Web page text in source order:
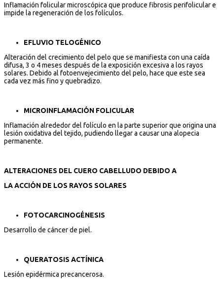
Inflamación folicular microscópica que produce fibrosis perifolicular e
impide la regeneración de los folículos.
EFLUVIO TELOGÉNICO
Alteración del crecimiento del pelo que se manifiesta con una caída
difusa, 3 o 4 meses después de la exposición excesiva a los rayos
solares. Debido al fotoenvejecimiento del pelo, hace que este sea
cada vez más fino y quebradizo.
MICROINFLAMACIÓN FOLICULAR
Inflamación alrededor del folículo en la parte superior que origina una
lesión oxidativa del tejido, pudiendo llegar a causar una alopecia
permanente.
ALTERACIONES DEL CUERO CABELLUDO DEBIDO A
LA ACCIÓN DE LOS RAYOS SOLARES
FOTOCARCINOGÉNESIS
Desarrollo de cáncer de piel.
QUERATOSIS ACTÍNICA
Lesión epidérmica precancerosa.